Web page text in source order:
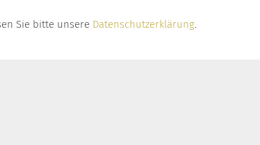
Sie bitte unsere Datenschutzerklärung.